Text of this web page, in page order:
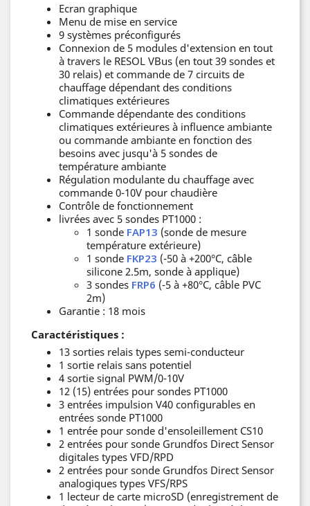
Ecran graphique
Menu de mise en service
9 systèmes préconfigurés
Connexion de 5 modules d'extension en tout
à travers le RESOL VBus (en tout 39 sondes et
30 relais) et commande de 7 circuits de
chauffage dépendant des conditions
climatiques extérieures
Commande dépendante des conditions
climatiques extérieures à influence ambiante
ou commande ambiante en fonction des
besoins avec jusqu'à 5 sondes de
température ambiante
Régulation modulante du chauffage avec
commande 0-10V pour chaudière
Contrôle de fonctionnement
livrées avec 5 sondes PT1000 :
1 sonde FAP13 (sonde de mesure
température extérieure)
1 sonde FKP23 (-50 à +200°C, câble
silicone 2.5m, sonde à applique)
3 sondes FRP6 (-5 à +80°C, câble PVC
2m)
Garantie : 18 mois
Caractéristiques :
13 sorties relais types semi-conducteur
1 sortie relais sans potentiel
4 sortie signal PWM/0-10V
12 (15) entrées pour sondes PT1000
3 entrées impulsion V40 configurables en
entrées sonde PT1000
1 entrée pour sonde d'ensoleillement CS10
2 entrées pour sonde Grundfos Direct Sensor
digitales types VFD/RPD
2 entrées pour sonde Grundfos Direct Sensor
analogiques types VFS/RPS
1 lecteur de carte microSD (enregistrement de